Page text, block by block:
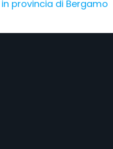
provincia di Bergamo